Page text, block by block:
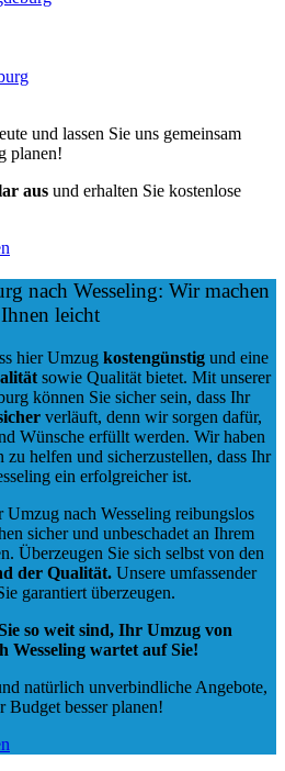
und lassen Sie uns gemeinsam
planen!
aus und erhalten Sie kostenlose
nach Wesseling: Wir machen
leicht
hier Umzug kostengünstigund eine
sowie Qualität bietet. Mit unserer
können Sie sicher sein, dass Ihr
verläuft, denn wir sorgen dafür,
Wünsche erfüllt werden. Wir haben
zu helfen und sicherzustellen, dass Ihr
ein erfolgreicher ist.
Umzug nach Wesseling reibungslos
sicher und unbeschadet an Ihrem
Überzeugen Sie sich selbst von den
der Qualität.Unsere umfassender
garantiert überzeugen.
so weit sind, Ihr Umzug von
Wesseling wartet auf Sie!
natürlich unverbindliche Angebote,
Budget besser planen!